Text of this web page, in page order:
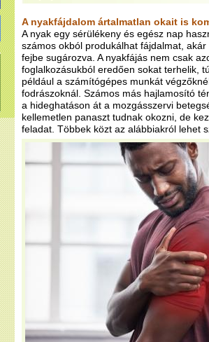
A nyakfájdalom ártalmatlan okait is
A nyak egy sérülékeny és egész nap
számos okból produkálhat fájdalmat,
fejbe sugározva. A nyakfájás nem csak
foglalkozásukból eredően sokat terhelik,
például a számítógépes munkát
fodrászoknál. Számos más hajlamosító
a hideghatáson át a mozgásszervi
kellemetlen panaszt tudnak okozni, de
feladat. Többek közt az alábbiakról lehet